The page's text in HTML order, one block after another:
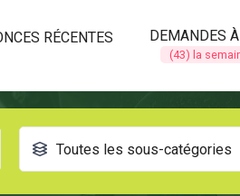
RÉCENTES DEMANDES
(43) la
Toutes les sous-catégories